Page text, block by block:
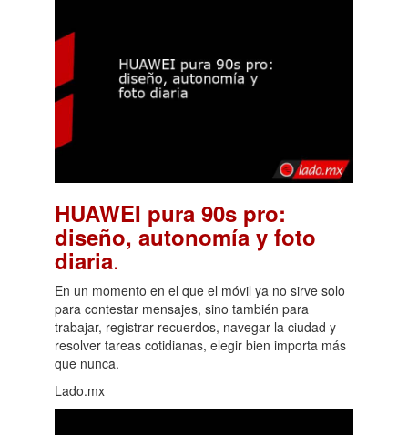
HUAWEI pura 90s pro:
diseño, autonomía y foto
diaria.
En un momento en el que el móvil ya no sirve solo
para contestar mensajes, sino también para
trabajar, registrar recuerdos, navegar la ciudad y
resolver tareas cotidianas, elegir bien importa más
que nunca.
Lado.mx